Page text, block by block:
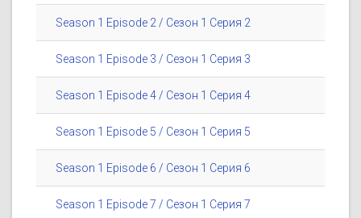
Season 1 Episode 2 / Сезон 1 Серия 2
Season 1 Episode 3 / Сезон 1 Серия 3
Season 1 Episode 4 / Сезон 1 Серия 4
Season 1 Episode 5 / Сезон 1 Серия 5
Season 1 Episode 6 / Сезон 1 Серия 6
Season 1 Episode 7 / Сезон 1 Серия 7